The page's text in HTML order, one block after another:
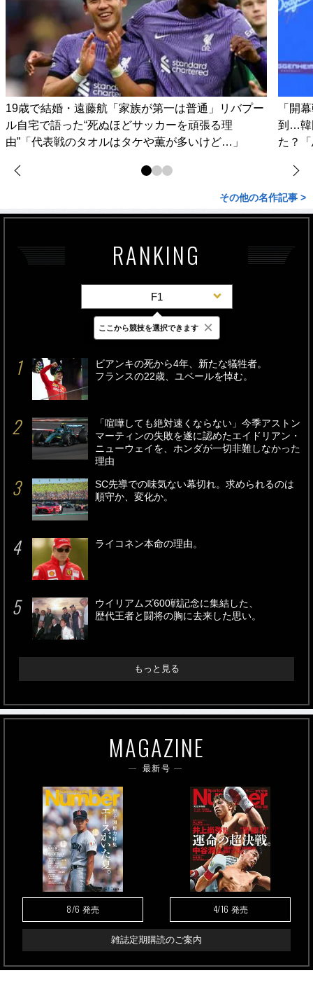
19歳で結婚・遠藤航「家族が第一は普通」リバプー
ル自宅で語った“死ぬほどサッカーを頑張る理
由”「代表戦のタオルはタケや薫が多いけど…」
「開
到…韓
た？
その他の名作記事 >
RANKING
F1
最新 24時間 週間
ビアンキの死から4年、新たな犠牲者。
フランスの22歳、ユベールを悼む。
「喧嘩しても絶対速くならない」今季アストン
マーティンの失敗を遂に認めたエイドリアン・
ニューウェイを、ホンダが一切非難しなかった
理由
SC先導での味気ない幕切れ。求められるのは
順守か、変化か。
ライコネン本命の理由。
ウイリアムズ600戦記念に集結した、
歴代王者と闘将の胸に去来した思い。
もっと見る
MAGAZINE
最新号
8/6 発売 4/16 発売
雑誌定期購読のご案内
ここから競技を選択できます ×